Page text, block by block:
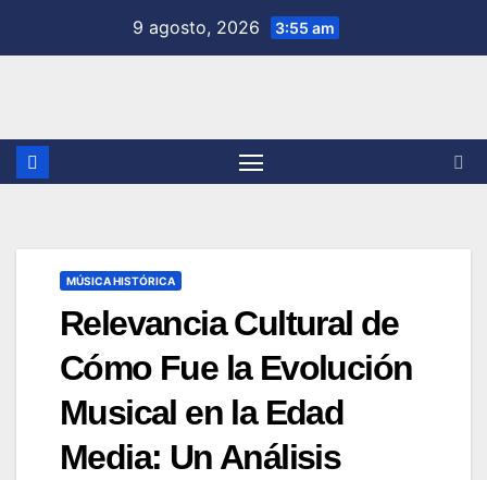
9 agosto, 2026 3:55 am
MÚSICA HISTÓRICA
Relevancia Cultural de
Cómo Fue la Evolución
Musical en la Edad
Media: Un Análisis